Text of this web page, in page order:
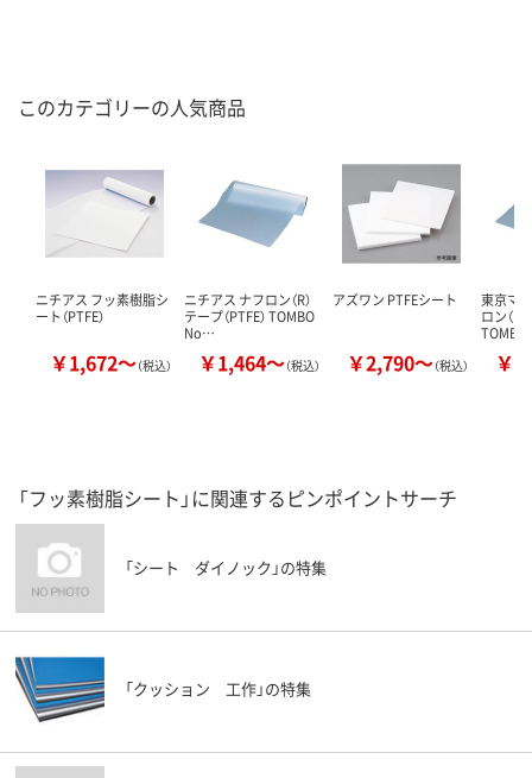
このカテゴリーの人気商品
ニチアス フッ素樹脂シ
ート（PTFE）
￥1,672～（税込）
ニチアス ナフロン（R）
テープ（PTFE） TOMBO
No…
￥1,464～（税込）
アズワン PTFEシート
￥2,790～（税込）
東京マ
ロン（R
TOMB…
￥
「フッ素樹脂シート」に関連するピンポイントサーチ
「シート ダイノック」の特集
「クッション 工作」の特集